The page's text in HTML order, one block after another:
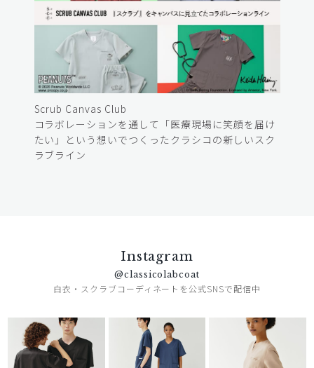
Scrub Canvas Club
コラボレーションを通して「医療現場に笑顔を届け
たい」という想いでつくったクラシコの新しいスク
ラブライン
Instagram
@classicolabcoat
白衣・スクラブコーディネートを公式SNSで配信中